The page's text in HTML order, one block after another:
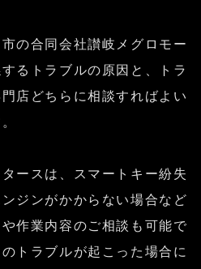
の合同会社讃岐メグロモー
るトラブルの原因と、トラ
店どちらに相談すればよい
ースは、スマートキー紛失
ジンがかからない場合など
作業内容のご相談も可能で
トラブルが起こった場合に